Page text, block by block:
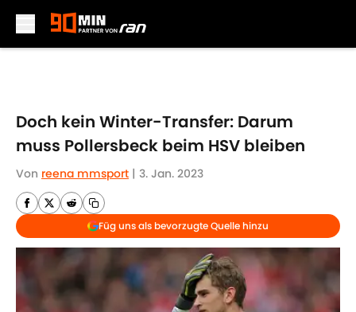
Doch kein Winter-Transfer: Darum
muss Pollersbeck beim HSV bleiben
Von reena mmsport | 3. Jan. 2023
Füg uns als bevorzugte Quelle hinzu